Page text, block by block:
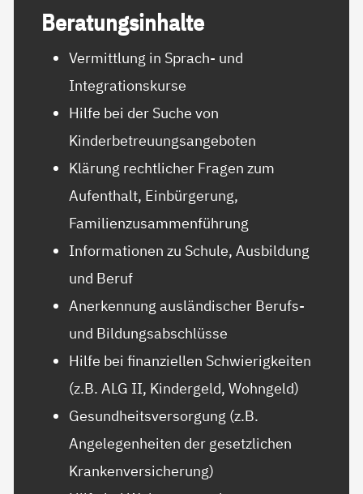
Be­ra­tungs­in­hal­te
Vermittlung in Sprach- und
Integrationskurse
Hilfe bei der Suche von
Kinderbetreuungsangeboten
Klärung rechtlicher Fragen zum
Aufenthalt, Einbürgerung,
Familienzusammenführung
Informationen zu Schule, Ausbildung
und Beruf
Anerkennung ausländischer Berufs-
und Bildungsabschlüsse
Hilfe bei finanziellen Schwierigkeiten
(z.B. ALG II, Kindergeld, Wohngeld)
Gesundheitsversorgung (z.B.
Angelegenheiten der gesetzlichen
Krankenversicherung)